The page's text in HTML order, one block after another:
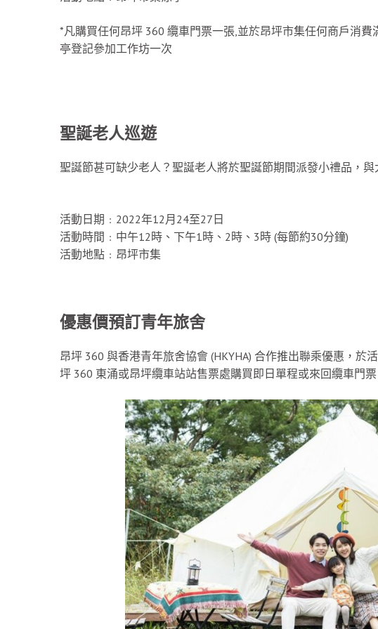
*凡購買任何昂坪 360 纜車門票一張,並於昂坪市集任何商戶消
亭登記參加工作坊一次
聖誕老人巡遊
聖誕節甚可缺少老人？聖誕老人將於聖誕節期間派發小禮品，與
活動日期﹕2022年12月24至27日
活動時間﹕中午12時、下午1時、2時、3時 (每節約30分鐘)
活動地點﹕昂坪市集
優惠價預訂青年旅舍
昂坪 360 與香港青年旅舍協會 (HKYHA) 合作推出聯乘優惠，於
坪 360 東涌或昂坪纜車站站售票處購買即日單程或來回纜車門